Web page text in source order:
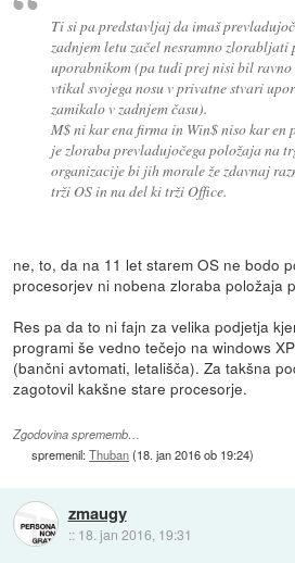
Ti si pa predstavljaj da imaš
zadnjem letu začel nesramno zlorabljati
uporabnikom (pa tudi prej nisi bil ravno
vtikal svojega nosu v privatne stvari
zamikalo v zadnjem času).
M$ ni kar ena firma in Win$ niso kar en
je zloraba prevladujočega položaja na
organizacije bi jih morale že zdavnaj
trži OS in na del ki trži Office.
ne, to, da na 11 let starem OS ne bodo
procesorjev ni nobena zloraba položaja
Res pa da to ni fajn za velika podjetja
programi še vedno tečejo na windows
(bančni avtomati, letališča). Za takšna
zagotovil kakšne stare procesorje.
Zgodovina sprememb…
spremenil:Thuban(18. jan 2016 ob 19:24)
zmaugy
:: 18. jan 2016, 19:31